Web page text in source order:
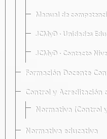
Manual de
JCMyD · Unidades
JCMyD · Contacto
Formación Docente
Control y Acreditación
Normativa (Control
Normativa educativa